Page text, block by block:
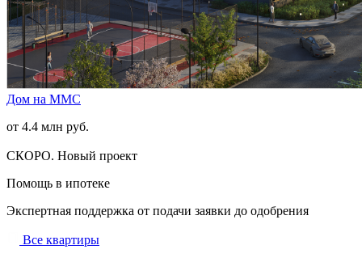
Дом на ММС
от 4.4 млн руб.
СКОРО. Новый проект
Помощь в ипотеке
Экспертная поддержка от подачи заявки до одобрения
Все квартиры